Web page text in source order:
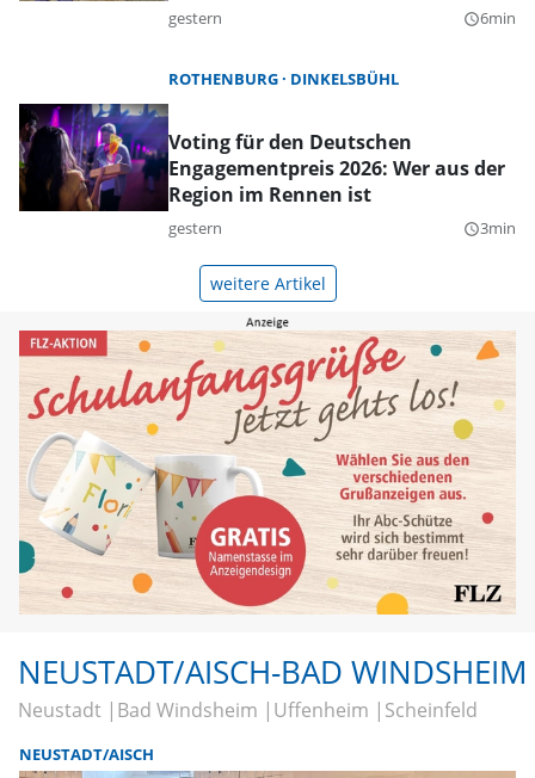
gestern query_builder6min
ROTHENBURG DINKELSBÜHL
Voting für den Deutschen
Engagementpreis 2026: Wer aus der
Region im Rennen ist
gestern query_builder3min
weitere Artikel
NEUSTADT/AISCH-BAD WINDSHEIM
Neustadt Bad Windsheim Uffenheim Scheinfeld
NEUSTADT/AISCH